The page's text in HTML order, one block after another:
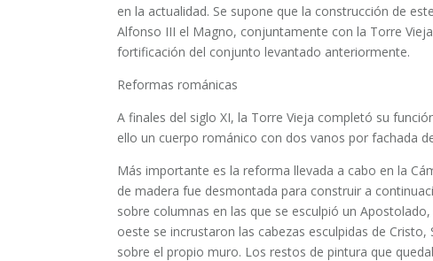
en la actualidad. Se supone que la construcción de
Alfonso III el Magno, conjuntamente con la Torre
fortificación del conjunto levantado anteriormente.
Reformas románicas
A finales del siglo XI, la Torre Vieja completó su
ello un cuerpo románico con dos vanos por fachada
Más importante es la reforma llevada a cabo en la
de madera fue desmontada para construir a
sobre columnas en las que se esculpió un
oeste se incrustaron las cabezas esculpidas de
sobre el propio muro. Los restos de pintura que